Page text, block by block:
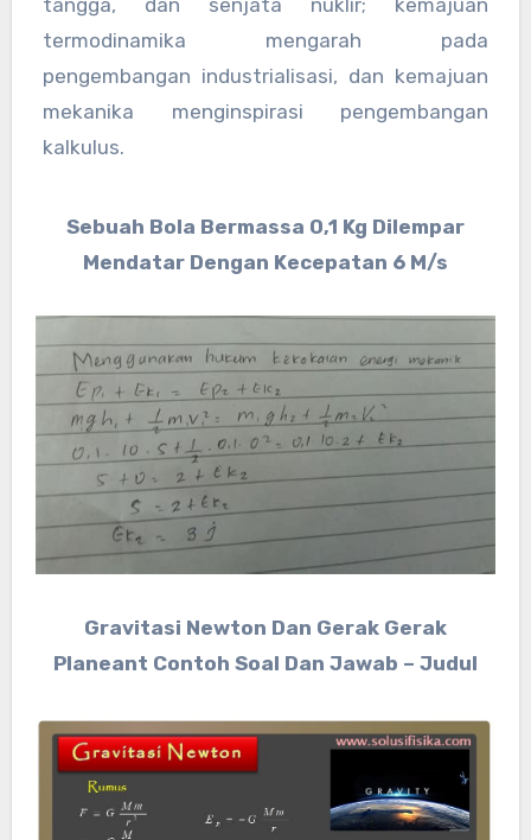
tangga, dan senjata nuklir; kemajuan
termodinamika mengarah pada
pengembangan industrialisasi, dan kemajuan
mekanika menginspirasi pengembangan
kalkulus.
Sebuah Bola Bermassa 0,1 Kg Dilempar
Mendatar Dengan Kecepatan 6 M/s
Gravitasi Newton Dan Gerak Gerak
Planeant Contoh Soal Dan Jawab – Judul